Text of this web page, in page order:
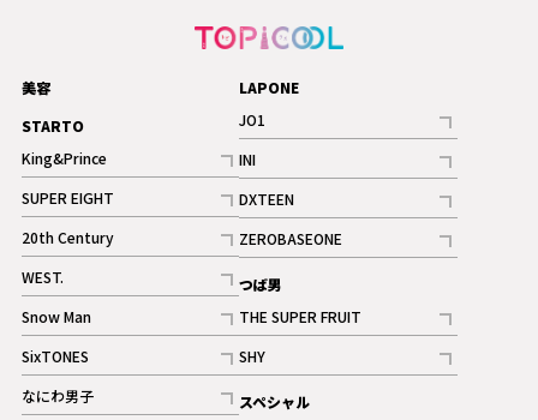
美容
STARTO
King&Prince
記事
SUPER EIGHT
記事
20th Century
記事
WEST.
記事
Snow Man
記事
ギャラリー
SixTONES
記事
ギャラリー
なにわ男子
LAPONE
JO1
記事
INI
記事
ギャラリー
DXTEEN
記事
ギャラリー
ZEROBASEONE
記事
つば男
THE SUPER FRUIT
記事
SHY
記事
スペシャル